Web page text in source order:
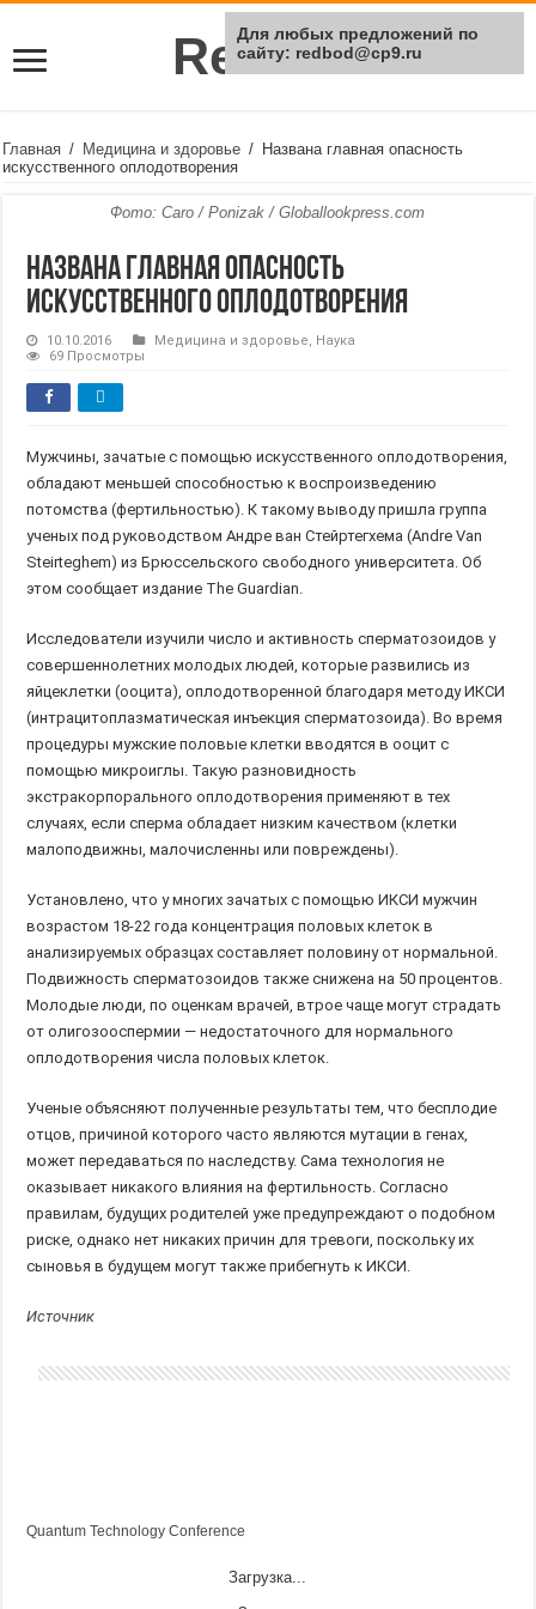
Rei Red
Главная / Медицина и здоровье / Названа главная опасность
искусственного оплодотворения
Фото: Caro / Ponizak / Globallookpress.com
Названа главная опасность
искусственного оплодотворения
10.10.2016 Медицина и здоровье, Наука
69 Просмотры
Мужчины, зачатые с помощью искусственного оплодотворения,
обладают меньшей способностью к воспроизведению
потомства (фертильностью). К такому выводу пришла группа
ученых под руководством Андре ван Стейртегхема (Andre Van
Steirteghem) из Брюссельского свободного университета. Об
этом сообщает издание The Guardian.
Исследователи изучили число и активность сперматозоидов у
совершеннолетних молодых людей, которые развились из
яйцеклетки (ооцита), оплодотворенной благодаря методу ИКСИ
(интрацитоплазматическая инъекция сперматозоида). Во время
процедуры мужские половые клетки вводятся в ооцит с
помощью микроиглы. Такую разновидность
экстракорпорального оплодотворения применяют в тех
случаях, если сперма обладает низким качеством (клетки
малоподвижны, малочисленны или повреждены).
Установлено, что у многих зачатых с помощью ИКСИ мужчин
возрастом 18-22 года концентрация половых клеток в
анализируемых образцах составляет половину от нормальной.
Подвижность сперматозоидов также снижена на 50 процентов.
Молодые люди, по оценкам врачей, втрое чаще могут страдать
от олигозооспермии — недостаточного для нормального
оплодотворения числа половых клеток.
Ученые объясняют полученные результаты тем, что бесплодие
отцов, причиной которого часто являются мутации в генах,
может передаваться по наследству. Сама технология не
оказывает никакого влияния на фертильность. Согласно
правилам, будущих родителей уже предупреждают о подобном
риске, однако нет никаких причин для тревоги, поскольку их
сыновья в будущем могут также прибегнуть к ИКСИ.
Источник
Quantum Technology Conference
Загрузка...
Для любых предложений по
сайту: redbod@cp9.ru